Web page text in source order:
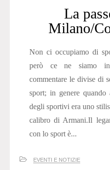
La
Milano/
Non ci occupiamo di
però ce ne siamo
commentare le divise di
sport; in genere quando
degli sportivi era uno
calibro di Armani.Il
con lo sport è...
EVENTI E NOTIZIE